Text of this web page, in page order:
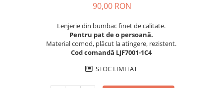
90,00 RON
Lenjerie din bumbac finet de calitate.
Pentru pat de o persoană.
Material comod, plăcut la atingere, rezistent.
Cod comandă LJF7001-1C4
STOC LIMITAT